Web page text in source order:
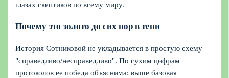
глазах скептиков по всему миру.
Почему это золото до сих пор в тени
История Сотниковой не укладывается в простую схему
"справедливо/несправедливо". По сухим цифрам
протоколов ее победа объяснима: выше базовая